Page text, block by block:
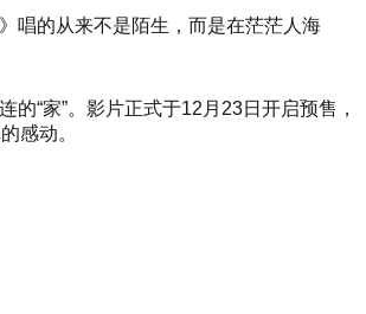
唱的从来不是陌生，而是在茫茫人海
“家”。影片正式于12月23日开启预售，
感动。